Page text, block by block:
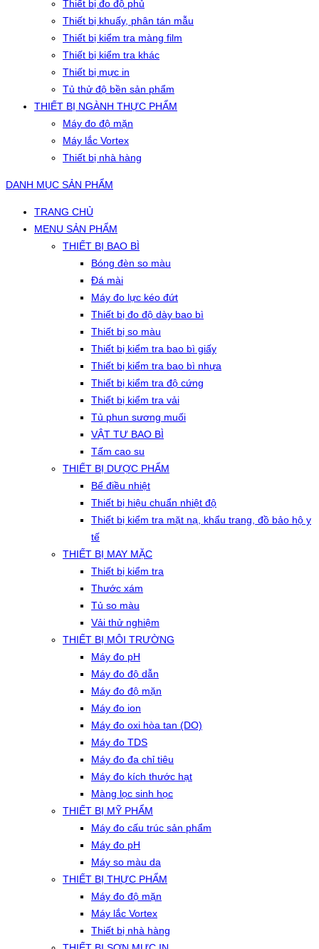
Thiết bị đo độ phủ
Thiết bị khuấy, phân tán mẫu
Thiết bị kiểm tra màng film
Thiết bị kiểm tra khác
Thiết bị mực in
Tủ thử độ bền sản phẩm
THIẾT BỊ NGÀNH THỰC PHẨM
Máy đo độ mặn
Máy lắc Vortex
Thiết bị nhà hàng
DANH MỤC SẢN PHẨM
TRANG CHỦ
MENU SẢN PHẨM
THIẾT BỊ BAO BÌ
Bóng đèn so màu
Đá mài
Máy đo lực kéo đứt
Thiết bị đo độ dày bao bì
Thiết bị so màu
Thiết bị kiểm tra bao bì giấy
Thiết bị kiểm tra bao bì nhựa
Thiết bị kiểm tra độ cứng
Thiết bị kiểm tra vải
Tủ phun sương muối
VẬT TƯ BAO BÌ
Tấm cao su
THIẾT BỊ DƯỢC PHẨM
Bể điều nhiệt
Thiết bị hiệu chuẩn nhiệt độ
Thiết bị kiểm tra mặt nạ, khẩu trang, đồ bảo hộ y
tế
THIẾT BỊ MAY MẶC
Thiết bị kiểm tra
Thước xám
Tủ so màu
Vải thử nghiệm
THIẾT BỊ MÔI TRƯỜNG
Máy đo pH
Máy đo độ dẫn
Máy đo độ mặn
Máy đo ion
Máy đo oxi hòa tan (DO)
Máy đo TDS
Máy đo đa chỉ tiêu
Máy đo kích thước hạt
Màng lọc sinh học
THIẾT BỊ MỸ PHẨM
Máy đo cấu trúc sản phẩm
Máy đo pH
Máy so màu da
THIẾT BỊ THỰC PHẨM
Máy đo độ mặn
Máy lắc Vortex
Thiết bị nhà hàng